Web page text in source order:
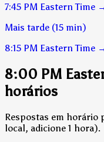
7:45 PM Eastern Time
Mais tarde (15 min)
8:15 PM Eastern Time
8:00 PM
horários
Respostas em horário
local, adicione 1 hora).